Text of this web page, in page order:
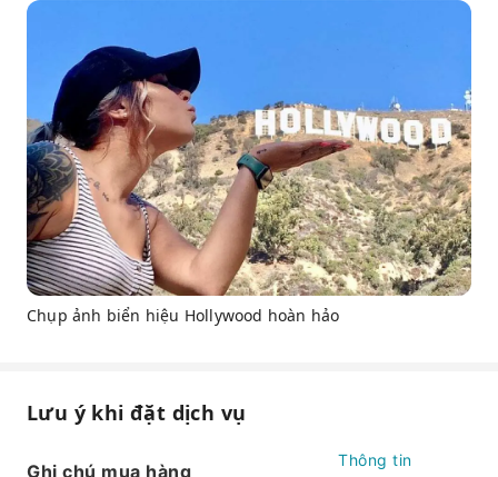
Chụp ảnh biển hiệu Hollywood hoàn hảo
Lưu ý khi đặt dịch vụ
Ghi chú mua hàng
Thông tin